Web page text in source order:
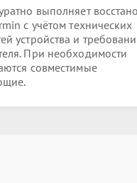
выполняет
с учётом технических
устройства и
При необходимости
совместимые